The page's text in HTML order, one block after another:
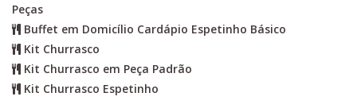
Peças
Buffet em Domicílio Cardápio Espetinho Básico
Kit Churrasco
Kit Churrasco em Peça Padrão
Kit Churrasco Espetinho